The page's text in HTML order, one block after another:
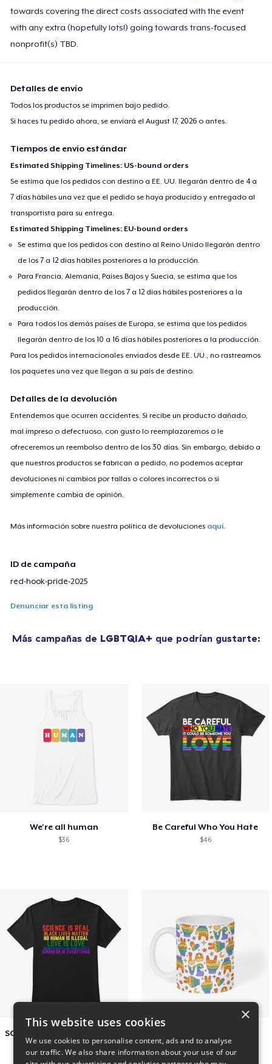
towards covering the direct costs associated with the event
with any extra (hopefully lots!) going towards trans-focused
nonprofit(s) TBD.
Detalles de envío
Todos los productos se imprimen bajo pedido.
Si haces tu pedido ahora, se enviará elAugust 17, 2026 o antes.
Tiempos de envío estándar
Estimated Shipping Timelines: US-bound orders
Se estima que los pedidos con destino a EE. UU. llegarán dentro de 4 a
7 días hábiles una vez que el pedido se haya producido y entregado al
transportista para su entrega.
Estimated Shipping Timelines: EU-bound orders
Se estima que los pedidos con destino al Reino Unido llegarán dentro
de los 7 a 12 días hábiles posteriores a la producción.
Para Francia, Alemania, Países Bajos y Suecia, se estima que los
pedidos llegarán dentro de los 7 a 12 días hábiles posteriores a la
producción.
Para todos los demás países de Europa, se estima que los pedidos
llegarán dentro de los 10 a 16 días hábiles posteriores a la producción.
Para los pedidos internacionales enviados desde EE. UU., no rastreamos
los paquetes una vez que llegan a su país de destino.
Detalles de la devolución
Entendemos que ocurren accidentes. Si recibe un producto dañado,
mal impreso o defectuoso, con gusto lo reemplazaremos o le
ofreceremos un reembolso dentro de los 30 días. Sin embargo, debido a
que nuestros productos se fabrican a pedido, no podemos aceptar
devoluciones ni cambios por tallas o colores incorrectos o si
simplemente cambia de opinión.
Más información sobre nuestra política de devoluciones aquí.
ID de campaña
red-hook-pride-2025
Denunciar esta listing
Más campañas de LGBTQIA+ que podrían gustarte:
We're all human
$36
Be Careful Who You Hate
$46
$20 $26
×
This website uses cookies
We use cookies to personalise content, ads and to analyse
our traffic. We also share information about your use of our